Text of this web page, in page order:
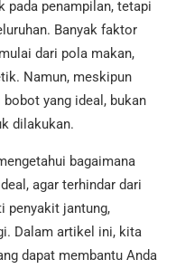
pada penampilan, tetapi
Banyak faktor
dari pola makan,
Namun, meskipun
yang ideal, bukan
dilakukan.
bagaimana
agar terhindar dari
penyakit jantung,
Dalam artikel ini, kita
dapat membantu Anda